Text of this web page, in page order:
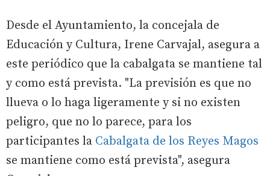
Desde el Ayuntamiento, la concejala de
Educación y Cultura, Irene Carvajal, asegura a
este periódico que la cabalgata se mantiene tal
y como está prevista. "La previsión es que no
llueva o lo haga ligeramente y si no existen
peligro, que no lo parece, para los
participantes la Cabalgata de los Reyes Magos
se mantiene como está prevista", asegura